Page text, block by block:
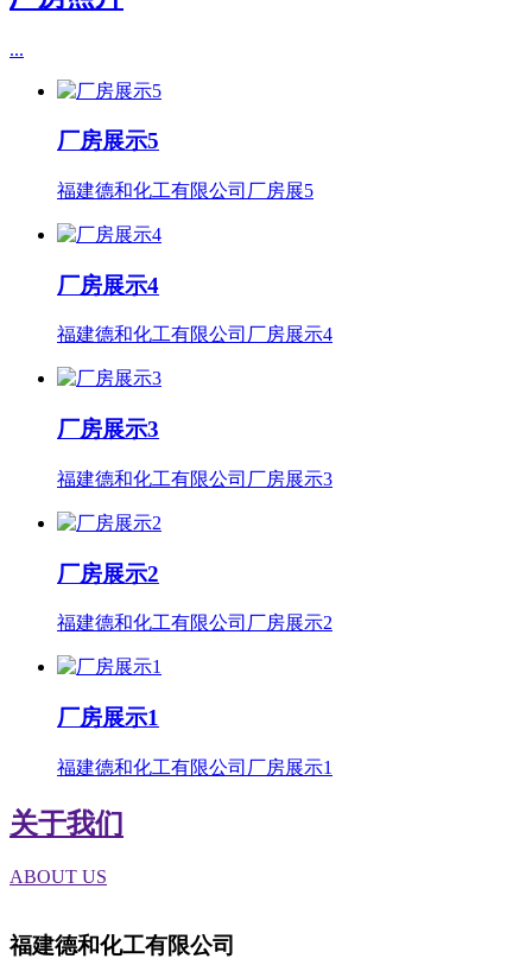
...
厂房展示5
福建德和化工有限公司厂房展5
厂房展示4
福建德和化工有限公司厂房展示4
厂房展示3
福建德和化工有限公司厂房展示3
厂房展示2
福建德和化工有限公司厂房展示2
厂房展示1
福建德和化工有限公司厂房展示1
关于我们
ABOUT US
福建德和化工有限公司